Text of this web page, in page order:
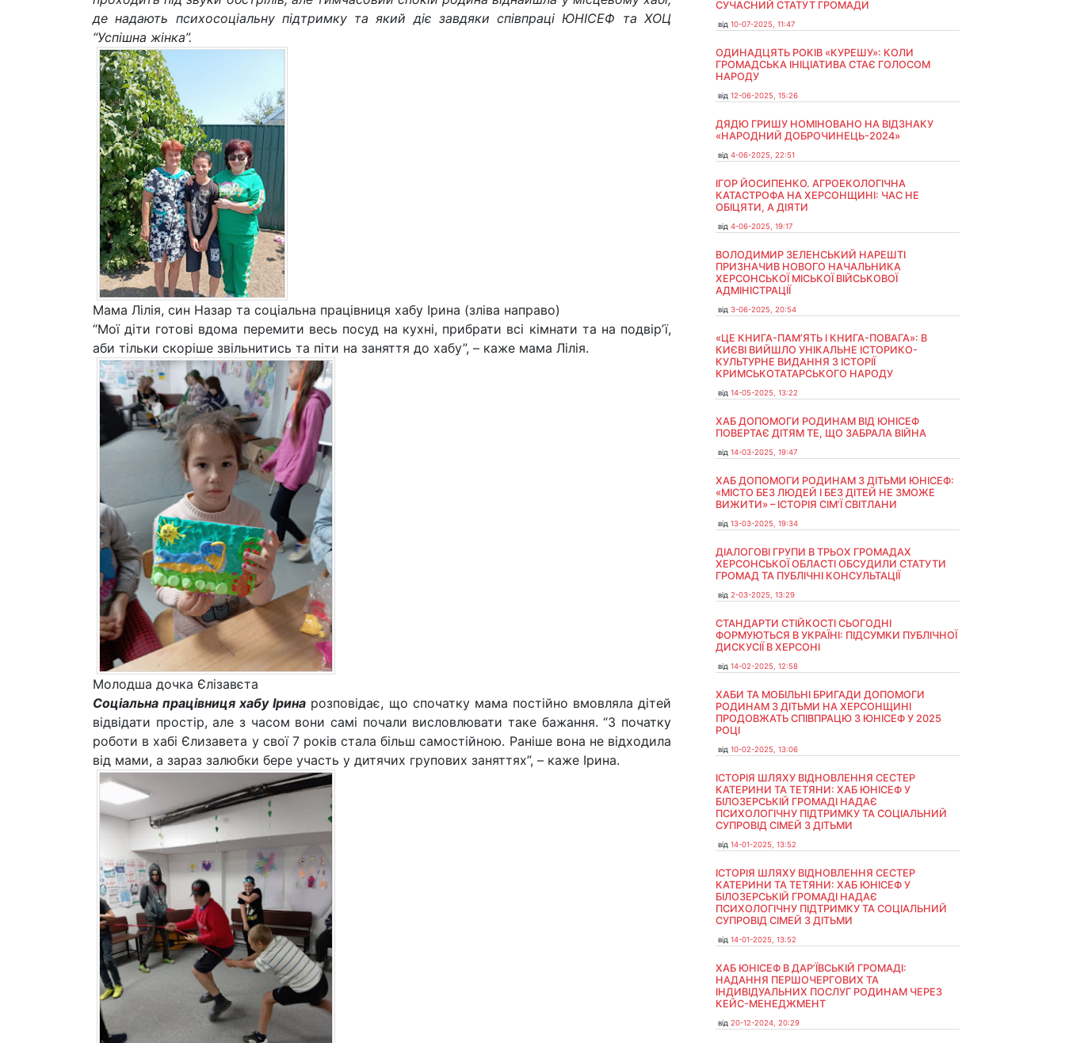
де надають психосоціальну підтримку та який діє завдяки співпраці ЮНІСЕФ та ХОЦ
“Успішна жінка”.
Мама Лілія, син Назар та соціальна працівниця хабу Ірина (зліва направо)
“Мої діти готові вдома перемити весь посуд на кухні, прибрати всі кімнати та на подвірʼї,
аби тільки скоріше звільнитись та піти на заняття до хабу”, – каже мама Лілія.
Молодша дочка Єлізавєта
Соціальна працівниця хабу Ірина розповідає, що спочатку мама постійно вмовляла дітей
відвідати простір, але з часом вони самі почали висловлювати таке бажання. “З початку
роботи в хабі Єлизавета у свої 7 років стала більш самостійною. Раніше вона не відходила
від мами, а зараз залюбки бере участь у дитячих групових заняттях”, – каже Ірина.
СУЧАСНИЙ СТАТУТ ГРОМАДИ
від 10-07-2025, 11:47
ОДИНАДЦЯТЬ РОКІВ «КУРЕШУ»: КОЛИ
ГРОМАДСЬКА ІНІЦІАТИВА СТАЄ ГОЛОСОМ
НАРОДУ
від 12-06-2025, 15:26
ДЯДЮ ГРИШУ НОМІНОВАНО НА ВІДЗНАКУ
«НАРОДНИЙ ДОБРОЧИНЕЦЬ-2024»
від 4-06-2025, 22:51
ІГОР ЙОСИПЕНКО. АГРОЕКОЛОГІЧНА
КАТАСТРОФА НА ХЕРСОНЩИНІ: ЧАС НЕ
ОБІЦЯТИ, А ДІЯТИ
від 4-06-2025, 19:17
ВОЛОДИМИР ЗЕЛЕНСЬКИЙ НАРЕШТІ
ПРИЗНАЧИВ НОВОГО НАЧАЛЬНИКА
ХЕРСОНСЬКОЇ МІСЬКОЇ ВІЙСЬКОВОЇ
АДМІНІСТРАЦІЇ
від 3-06-2025, 20:54
«ЦЕ КНИГА-ПАМ’ЯТЬ І КНИГА-ПОВАГА»: В
КИЄВІ ВИЙШЛО УНІКАЛЬНЕ ІСТОРИКО-
КУЛЬТУРНЕ ВИДАННЯ З ІСТОРІЇ
КРИМСЬКОТАТАРСЬКОГО НАРОДУ
від 14-05-2025, 13:22
ХАБ ДОПОМОГИ РОДИНАМ ВІД ЮНІСЕФ
ПОВЕРТАЄ ДІТЯМ ТЕ, ЩО ЗАБРАЛА ВІЙНА
від 14-03-2025, 19:47
ХАБ ДОПОМОГИ РОДИНАМ З ДІТЬМИ ЮНІСЕФ:
«МІСТО БЕЗ ЛЮДЕЙ І БЕЗ ДІТЕЙ НЕ ЗМОЖЕ
ВИЖИТИ» – ІСТОРІЯ СІМʼЇ СВІТЛАНИ
від 13-03-2025, 19:34
ДІАЛОГОВІ ГРУПИ В ТРЬОХ ГРОМАДАХ
ХЕРСОНСЬКОЇ ОБЛАСТІ ОБСУДИЛИ СТАТУТИ
ГРОМАД ТА ПУБЛІЧНІ КОНСУЛЬТАЦІЇ
від 2-03-2025, 13:29
СТАНДАРТИ СТІЙКОСТІ СЬОГОДНІ
ФОРМУЮТЬСЯ В УКРАЇНІ: ПІДСУМКИ ПУБЛІЧНОЇ
ДИСКУСІЇ В ХЕРСОНІ
від 14-02-2025, 12:58
ХАБИ ТА МОБІЛЬНІ БРИГАДИ ДОПОМОГИ
РОДИНАМ З ДІТЬМИ НА ХЕРСОНЩИНІ
ПРОДОВЖАТЬ СПІВПРАЦЮ З ЮНІСЕФ У 2025
РОЦІ
від 10-02-2025, 13:06
ІСТОРІЯ ШЛЯХУ ВІДНОВЛЕННЯ СЕСТЕР
КАТЕРИНИ ТА ТЕТЯНИ: ХАБ ЮНІСЕФ У
БІЛОЗЕРСЬКІЙ ГРОМАДІ НАДАЄ
ПСИХОЛОГІЧНУ ПІДТРИМКУ ТА СОЦІАЛЬНИЙ
СУПРОВІД СІМЕЙ З ДІТЬМИ
від 14-01-2025, 13:52
ІСТОРІЯ ШЛЯХУ ВІДНОВЛЕННЯ СЕСТЕР
КАТЕРИНИ ТА ТЕТЯНИ: ХАБ ЮНІСЕФ У
БІЛОЗЕРСЬКІЙ ГРОМАДІ НАДАЄ
ПСИХОЛОГІЧНУ ПІДТРИМКУ ТА СОЦІАЛЬНИЙ
СУПРОВІД СІМЕЙ З ДІТЬМИ
від 14-01-2025, 13:52
ХАБ ЮНІСЕФ В ДАР’ЇВСЬКІЙ ГРОМАДІ:
НАДАННЯ ПЕРШОЧЕРГОВИХ ТА
ІНДИВІДУАЛЬНИХ ПОСЛУГ РОДИНАМ ЧЕРЕЗ
КЕЙС-МЕНЕДЖМЕНТ
від 20-12-2024, 20:29